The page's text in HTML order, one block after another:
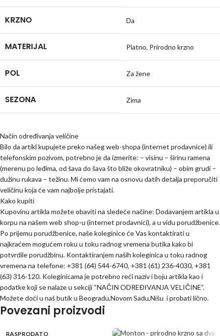
KRZNO Da
MATERIJAL Platno, Prirodno krzno
POL Za žene
SEZONA Zima
Način određivanja veličine
Bilo da artikl kupujete preko našeg web-shopa (internet prodavnice) ili
telefonskim pozivom, potrebno je da izmerite: – visinu – širinu ramena
(merenu po leđima, od šava do šava što bliže okovratniku) – obim grudi –
dužinu rukava – težinu. Mi ćemo vam na osnovu datih detalja preporučiti
veličinu koja će vam najbolje pristajati.
Kako kupiti
Kupovinu artikla možete obaviti na sledeće načine: Dodavanjem artikla u
korpu na našem web shop-u (internet prodavnici), a u vidu porudžbenice.
Po prijemu porudžbenice, naše koleginice će Vas kontaktirati u
najkraćem mogućem roku u toku radnog vremena butika kako bi
potvrdile porudžbinu. Kontaktiranjem naših koleginica u toku radnog
vremena na telefone: +381 (64) 544-6740, +381 (61) 236-4030, +381
(63) 316-120. Koleginicama je potrebno reći naziv i boju artikla kao i
podatke koji se nalaze u sekciji “NAČIN ODREĐIVANJA VELIČINE”.
Možete doći u naš butik u Beogradu,Novom Sadu,Nišu i probati lično.
Povezani proizvodi
RASPRODATO